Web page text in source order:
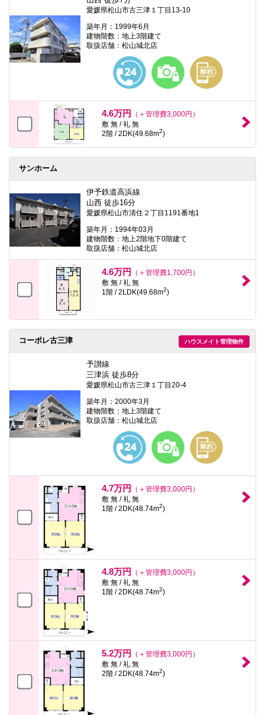
愛媛県松山市古三津１丁目13-10
築年月：1999年6月
建物階数：地上3階建て
取扱店舗：松山城北店
4.6万円
（＋管理費3,000円）
敷 無 / 礼 無
2階 / 2DK(49.68m2)
サンホーム
伊予鉄道高浜線
山西 徒歩16分
愛媛県松山市清住２丁目1191番地1
築年月：1994年03月
建物階数：地上2階地下0階建て
取扱店舗：松山城北店
4.6万円
（＋管理費1,700円）
敷 無 / 礼 無
1階 / 2LDK(49.68m2)
ハウスメイト管理物件
コーポレ古三津
予讃線
三津浜 徒歩8分
愛媛県松山市古三津１丁目20-4
築年月：2000年3月
建物階数：地上3階建て
取扱店舗：松山城北店
4.7万円
（＋管理費3,000円）
敷 無 / 礼 無
1階 / 2DK(48.74m2)
4.8万円
（＋管理費3,000円）
敷 無 / 礼 無
1階 / 2DK(48.74m2)
5.2万円
（＋管理費3,000円）
敷 無 / 礼 無
2階 / 2DK(48.74m2)